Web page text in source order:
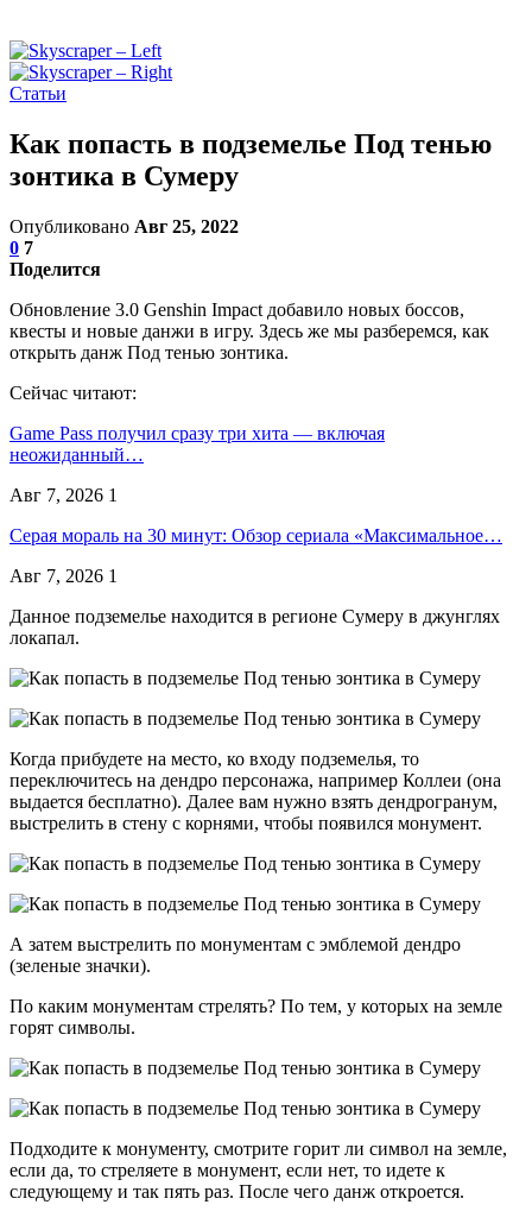
Статьи
Как попасть в подземелье Под тенью
зонтика в Сумеру
Опубликовано Авг 25, 2022
0 7
Поделится
Обновление 3.0 Genshin Impact добавило новых боссов,
квесты и новые данжи в игру. Здесь же мы разберемся, как
открыть данж Под тенью зонтика.
Сейчас читают:
Game Pass получил сразу три хита — включая
неожиданный…
Авг 7, 2026 1
Серая мораль на 30 минут: Обзор сериала «Максимальное…
Авг 7, 2026 1
Данное подземелье находится в регионе Сумеру в джунглях
локапал.
Когда прибудете на место, ко входу подземелья, то
переключитесь на дендро персонажа, например Коллеи (она
выдается бесплатно). Далее вам нужно взять дендрогранум,
выстрелить в стену с корнями, чтобы появился монумент.
А затем выстрелить по монументам с эмблемой дендро
(зеленые значки).
По каким монументам стрелять? По тем, у которых на земле
горят символы.
Подходите к монументу, смотрите горит ли символ на земле,
если да, то стреляете в монумент, если нет, то идете к
следующему и так пять раз. После чего данж откроется.